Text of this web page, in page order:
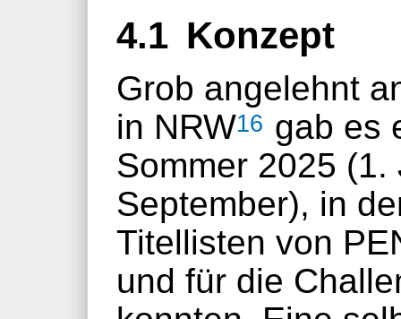
4.1 Konzept
Grob angelehnt
in NRW16 gab es
Sommer 2025
September), in
Titellisten von
und für die